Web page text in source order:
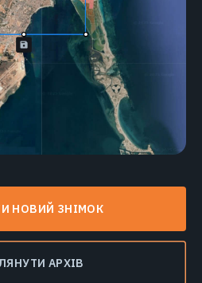
НОВИЙ ЗНІМОК
АРХІВ